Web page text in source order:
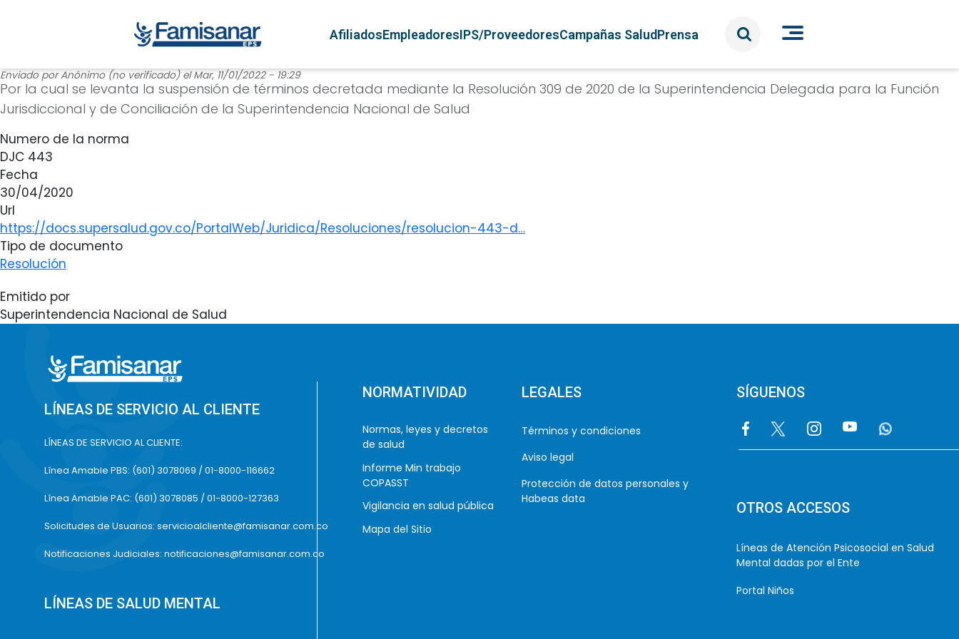
Navegación principal
AfiliadosEmpleadoresIPS/ProveedoresCampañas SaludPrensa
Enviado porAnónimo (no verificado)elMar, 11/01/2022 - 19:29
Por la cual se levanta la suspensión de términos decretada mediante la Resolución 309 de 2020 de la Superintendencia Delegada para la Función
Jurisdiccional y de Conciliación de la Superintendencia Nacional de Salud
Numero de la norma
DJC 443
Fecha
30/04/2020
Url
https://docs.supersalud.gov.co/PortalWeb/Juridica/Resoluciones/resolucion-443-d…
Tipo de documento
Resolución
Emitido por
Superintendencia Nacional de Salud
LÍNEAS DE SERVICIO AL CLIENTE
LÍNEAS DE SERVICIO AL CLIENTE:
Línea Amable PBS: (601) 3078069 / 01-8000-116662
Línea Amable PAC: (601) 3078085 / 01-8000-127363
Solicitudes de Usuarios: servicioalcliente@famisanar.com.co
Notificaciones Judiciales: notificaciones@famisanar.com.co
LÍNEAS DE SALUD MENTAL
NORMATIVIDAD
Normas, leyes y decretos
de salud
Informe Min trabajo
COPASST
Vigilancia en salud pública
Mapa del Sitio
LEGALES
Términos y condiciones
Aviso legal
Protección de datos personales y
Habeas data
SÍGUENOS
ImageImage Image Image Image
OTROS ACCESOS
Líneas de Atención Psicosocial en Salud
Mental dadas por el Ente
Portal Niños